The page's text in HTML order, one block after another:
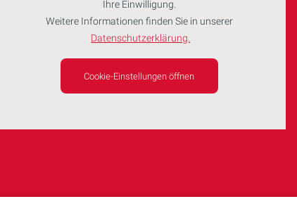
Ihre Einwilligung.
Weitere Informationen finden Sie in unserer
Datenschutzerklärung.
Cookie-Einstellungen öffnen